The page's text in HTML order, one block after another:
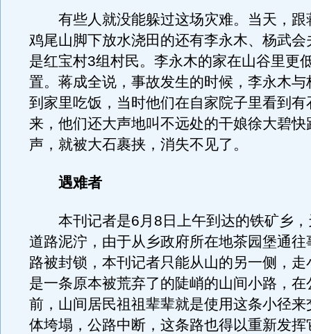
有些人就没能躲过这场灾难。当天，跟
鸡尾山脚下放水浇田的还有李永木、杨武会
是红宝村3组村民。李永木的家在山谷里更
置。蒋成全说，事故发生的时候，李永木与
到家里吃饭，当时他们在自家院子里看到有
来，他们还大声地叫不远处的干娘徐大碧快
声，就被大石裹挟，消失不见了。
遇难者
本刊记者是6月8日上午到达的铁矿乡，
道路泥泞，由于从乡政府所在地茶园堡通往
路被封锁，本刊记者只能从山的另一侧，走
是一条原本被荒弃了的陡峭的山间小路，在
前，山间居民祖祖辈辈就是使用这条小径来
体垮塌，公路中断，这条路也得以重新发挥